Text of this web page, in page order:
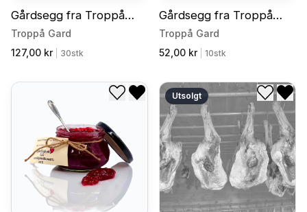
Gårdsegg fra Troppå
Gård - 30 stk
Troppå Gard
127,00 kr
30stk
Gårdsegg fra Troppå
Gård - 10 stk
Troppå Gard
52,00 kr
10stk
Legg til i ønskeliste
Fjern fra ønskeliste
Utsolgt
Legg